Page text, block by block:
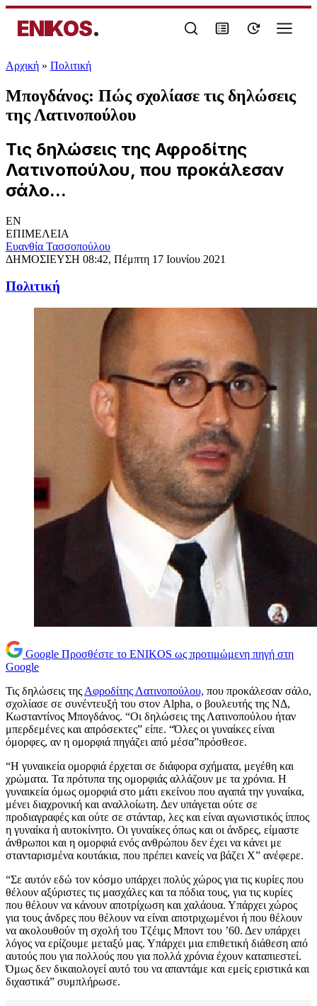
ENIKOS.
Αρχική » Πολιτική
Μπογδάνος: Πώς σχολίασε τις δηλώσεις
της Λατινοπούλου
Τις δηλώσεις της Αφροδίτης
Λατινοπούλου, που προκάλεσαν
σάλο...
EN
ΕΠΙΜΕΛΕΙΑ
Ευανθία Τασσοπούλου
ΔΗΜΟΣΙΕΥΣΗ 08:42, Πέμπτη 17 Ιουνίου 2021
Πολιτική
Google Προσθέστε το ENIKOS ως προτιμώμενη πηγή στη
Google
Τις δηλώσεις της Αφροδίτης Λατινοπούλου, που προκάλεσαν σάλο,
σχολίασε σε συνέντευξή του στον Alpha, ο βουλευτής της ΝΔ,
Κωσταντίνος Μπογδάνος. “Οι δηλώσεις της Λατινοπούλου ήταν
μπερδεμένες και απρόσεκτες” είπε. “Όλες οι γυναίκες είναι
όμορφες, αν η ομορφιά πηγάζει από μέσα”πρόσθεσε.
“Η γυναικεία ομορφιά έρχεται σε διάφορα σχήματα, μεγέθη και
χρώματα. Τα πρότυπα της ομορφιάς αλλάζουν με τα χρόνια. Η
γυναικεία όμως ομορφιά στο μάτι εκείνου που αγαπά την γυναίκα,
μένει διαχρονική και αναλλοίωτη. Δεν υπάγεται ούτε σε
προδιαγραφές και ούτε σε στάνταρ, λες και είναι αγωνιστικός ίππος
η γυναίκα ή αυτοκίνητο. Οι γυναίκες όπως και οι άνδρες, είμαστε
άνθρωποι και η ομορφιά ενός ανθρώπου δεν έχει να κάνει με
στανταρισμένα κουτάκια, που πρέπει κανείς να βάζει Χ” ανέφερε.
“Σε αυτόν εδώ τον κόσμο υπάρχει πολύς χώρος για τις κυρίες που
θέλουν αξύριστες τις μασχάλες και τα πόδια τους, για τις κυρίες
που θέλουν να κάνουν αποτρίχωση και χαλάουα. Υπάρχει χώρος
για τους άνδρες που θέλουν να είναι αποτριχωμένοι ή που θέλουν
να ακολουθούν τη σχολή του Τζέιμς Μποντ του ’60. Δεν υπάρχει
λόγος να ερίζουμε μεταξύ μας. Υπάρχει μια επιθετική διάθεση από
αυτούς που για πολλούς που για πολλά χρόνια έχουν καταπιεστεί.
Όμως δεν δικαιολογεί αυτό του να απαντάμε και εμείς εριστικά και
διχαστικά” συμπλήρωσε.